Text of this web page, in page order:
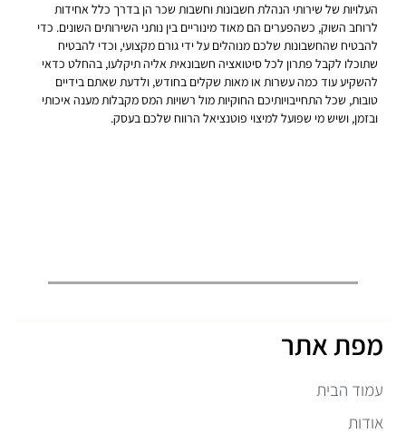
העלויות של שירותי הנהלת חשבונות וחשבות שכר הן בדרך כלל אחידות
לרוחב השוק, כשהפערים הם מאוד מינוריים בין נותני השירותים השונים. כדי
להבטיח שהחשבונות שלכם מנוהלים על ידי גורם מקצועי, וכדי להבטיח
שתוכלו לקבל פתרון לכל סיטואציה חשבונאית אליה תיקלעו, בהחלט כדאי
להשקיע עוד כמה עשרות או מאות שקלים בחודש, ולדעת שאתם בידיים
טובות, שכל התחייבויותיכם החוקיות מול רשויות המס מקבלות מענה איכותי
ובזמן, ושיש מי שפועל למיצוי פוטנציאל הרווח שלכם בעסק.
מפת אתר
עמוד הבית
אודות